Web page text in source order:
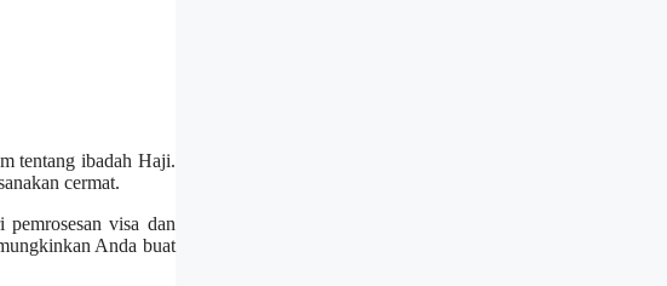
tentang ibadah Haji.
cermat.
visa dan
Anda buat